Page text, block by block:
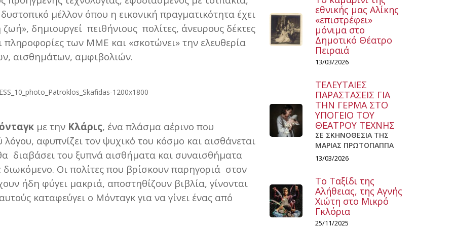
μέλλον όπου η εικονική πραγματικότητα έχει
δημιουργεί πειθήνιους πολίτες, άνευρους δέκτες
πληροφορίες των ΜΜΕ και «σκοτώνει» την ελευθερία
αισθημάτων, αμφιβολιών.
με την Κλάρις, ένα πλάσμα αέρινο που
αφυπνίζει τον ψυχικό του κόσμο και αισθάνεται
διαβάσει του ξυπνά αισθήματα και συναισθήματα
Οι πολίτες που βρίσκουν παρηγοριά στον
ήδη φύγει μακριά, αποστηθίζουν βιβλία, γίνονται
καταφεύγει ο Μόνταγκ για να γίνει ένας από
εθνικής μας Αλίκης
«επιστρέφει»
μόνιμα στο
Δημοτικό Θέατρο
Πειραιά
13/03/2026
ΤΕΛΕΥΤΑΙΕΣ
ΠΑΡΑΣΤΑΣΕΙΣ ΓΙΑ
ΤΗΝ ΓΕΡΜΑ ΣΤΟ
ΥΠΟΓΕΙΟ ΤΟΥ
ΘΕΑΤΡΟΥ ΤΕΧΝΗΣ
ΣΕ ΣΚΗΝΟΘΕΣΙΑ ΤΗΣ
ΜΑΡΙΑΣ ΠΡΩΤΟΠΑΠΠΑ
13/03/2026
Το Ταξίδι της
Αλήθειας, της Αγνής
Χιώτη στο Μικρό
Γκλόρια
25/11/2025